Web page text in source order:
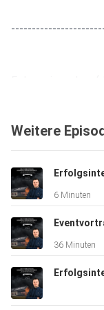
https://
Weitere
6 Minuten
36 Minuten